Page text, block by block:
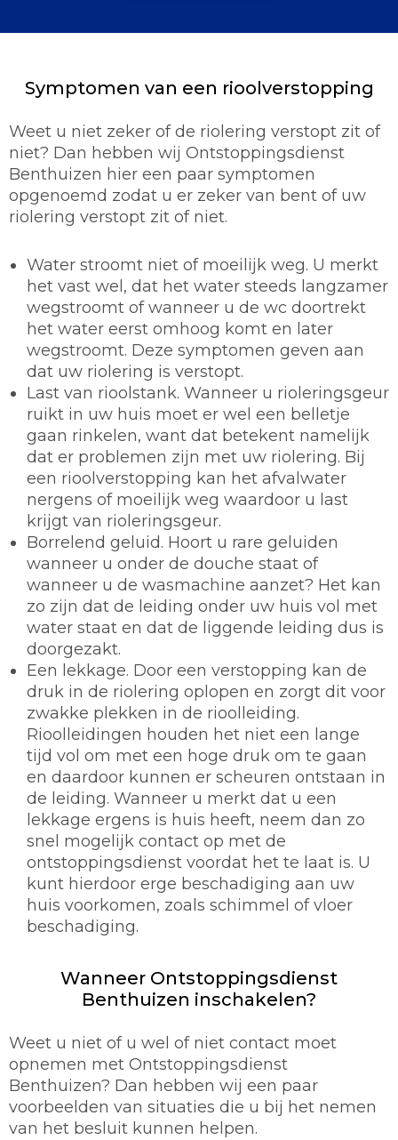
Symptomen van een rioolverstopping
Weet u niet zeker of de riolering verstopt zit of
niet? Dan hebben wij Ontstoppingsdienst
Benthuizen hier een paar symptomen
opgenoemd zodat u er zeker van bent of uw
riolering verstopt zit of niet.
Water stroomt niet of moeilijk weg. U merkt
het vast wel, dat het water steeds langzamer
wegstroomt of wanneer u de wc doortrekt
het water eerst omhoog komt en later
wegstroomt. Deze symptomen geven aan
dat uw riolering is verstopt.
Last van rioolstank. Wanneer u rioleringsgeur
ruikt in uw huis moet er wel een belletje
gaan rinkelen, want dat betekent namelijk
dat er problemen zijn met uw riolering. Bij
een rioolverstopping kan het afvalwater
nergens of moeilijk weg waardoor u last
krijgt van rioleringsgeur.
Borrelend geluid. Hoort u rare geluiden
wanneer u onder de douche staat of
wanneer u de wasmachine aanzet? Het kan
zo zijn dat de leiding onder uw huis vol met
water staat en dat de liggende leiding dus is
doorgezakt.
Een lekkage. Door een verstopping kan de
druk in de riolering oplopen en zorgt dit voor
zwakke plekken in de rioolleiding.
Rioolleidingen houden het niet een lange
tijd vol om met een hoge druk om te gaan
en daardoor kunnen er scheuren ontstaan in
de leiding. Wanneer u merkt dat u een
lekkage ergens is huis heeft, neem dan zo
snel mogelijk contact op met de
ontstoppingsdienst voordat het te laat is. U
kunt hierdoor erge beschadiging aan uw
huis voorkomen, zoals schimmel of vloer
beschadiging.
Wanneer Ontstoppingsdienst
Benthuizen inschakelen?
Weet u niet of u wel of niet contact moet
opnemen met Ontstoppingsdienst
Benthuizen? Dan hebben wij een paar
voorbeelden van situaties die u bij het nemen
van het besluit kunnen helpen.